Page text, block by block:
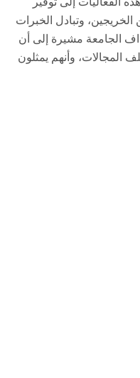
وتبادل الخبرات
الجامعة مشيرة إلى أن
المجالات، وأنهم يمثلون